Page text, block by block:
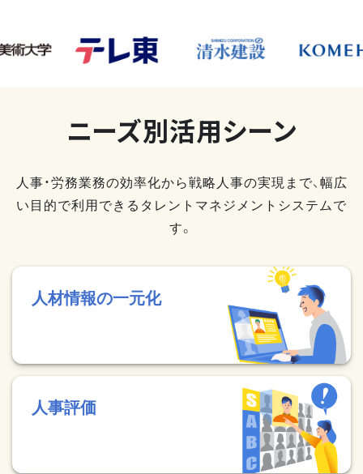
ニーズ別活用シーン
人事・労務業務の効率化から戦略人事の実現まで、幅広
い目的で利用できるタレントマネジメントシステムで
す。
人材情報の一元化
人事評価